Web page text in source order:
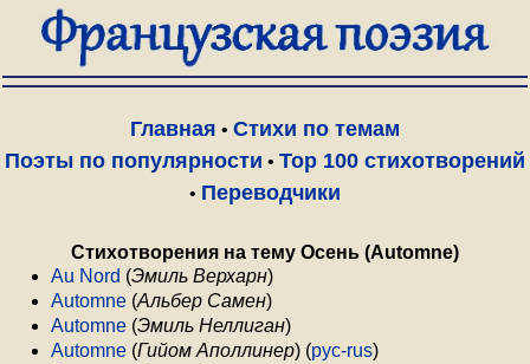
Главная • Стихи по темам
Поэты по популярности • Top 100 стихотворений
• Переводчики
Стихотворения на тему Осень (Automne)
Au Nord (Эмиль Верхарн)
Automne (Альбер Самен)
Automne (Эмиль Неллиган)
Automne (Гийом Аполлинер) (рус-rus)